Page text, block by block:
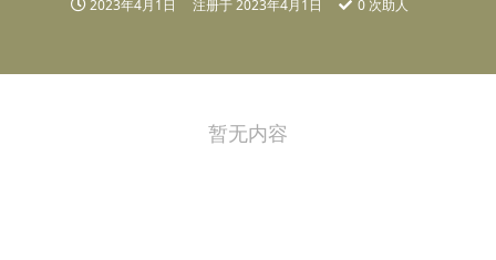
2023年4月1日 注册于2023年4月1日 0 次助人
暂无内容